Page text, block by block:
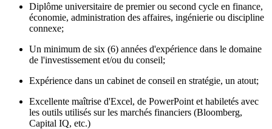
Diplôme universitaire de premier ou second cycle en finance,
économie, administration des affaires, ingénierie ou discipline
connexe;
Un minimum de six (6) années d'expérience dans le domaine
de l'investissement et/ou du conseil;
Expérience dans un cabinet de conseil en stratégie, un atout;
Excellente maîtrise d'Excel, de PowerPoint et habiletés avec
les outils utilisés sur les marchés financiers (Bloomberg,
Capital IQ, etc.)